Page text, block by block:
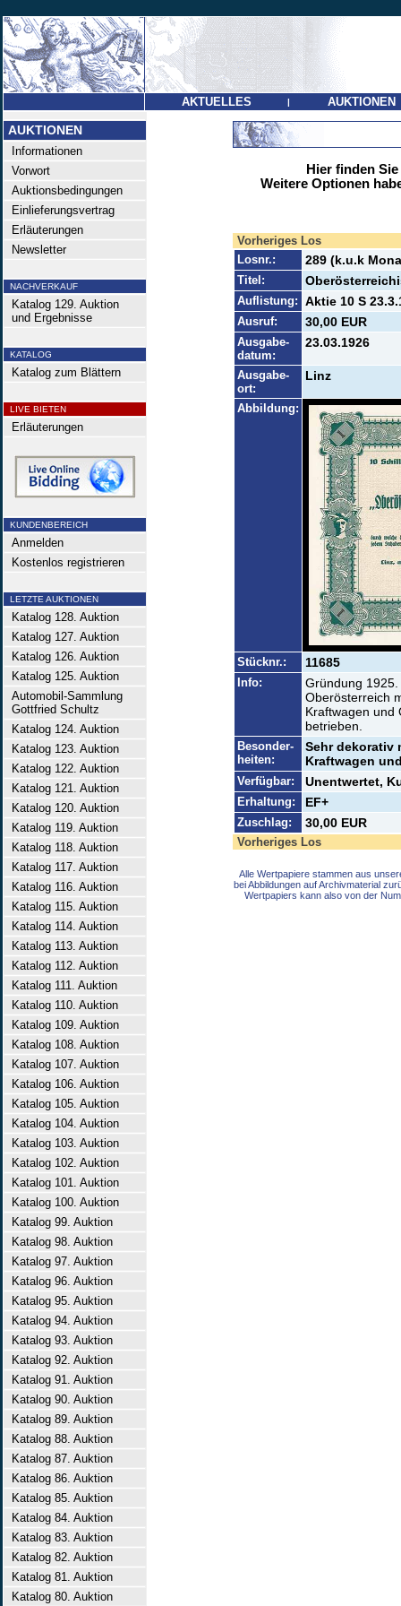
AKTUELLES | AUKTIONEN
AUKTIONEN
Informationen
Vorwort
Auktionsbedingungen
Einlieferungsvertrag
Erläuterungen
Newsletter
NACHVERKAUF
Katalog 129. Auktion
und Ergebnisse
KATALOG
Katalog zum Blättern
LIVE BIETEN
Erläuterungen
KUNDENBEREICH
Anmelden
Kostenlos registrieren
LETZTE AUKTIONEN
Katalog 128. Auktion
Katalog 127. Auktion
Katalog 126. Auktion
Katalog 125. Auktion
Automobil-Sammlung
Gottfried Schultz
Katalog 124. Auktion
Katalog 123. Auktion
Katalog 122. Auktion
Katalog 121. Auktion
Katalog 120. Auktion
Katalog 119. Auktion
Katalog 118. Auktion
Katalog 117. Auktion
Katalog 116. Auktion
Katalog 115. Auktion
Katalog 114. Auktion
Katalog 113. Auktion
Katalog 112. Auktion
Katalog 111. Auktion
Katalog 110. Auktion
Katalog 109. Auktion
Katalog 108. Auktion
Katalog 107. Auktion
Katalog 106. Auktion
Katalog 105. Auktion
Katalog 104. Auktion
Katalog 103. Auktion
Katalog 102. Auktion
Katalog 101. Auktion
Katalog 100. Auktion
Katalog 99. Auktion
Katalog 98. Auktion
Katalog 97. Auktion
Katalog 96. Auktion
Katalog 95. Auktion
Katalog 94. Auktion
Katalog 93. Auktion
Katalog 92. Auktion
Katalog 91. Auktion
Katalog 90. Auktion
Katalog 89. Auktion
Katalog 88. Auktion
Katalog 87. Auktion
Katalog 86. Auktion
Katalog 85. Auktion
Katalog 84. Auktion
Katalog 83. Auktion
Katalog 82. Auktion
Katalog 81. Auktion
Katalog 80. Auktion
Hier finden
Weitere Optionen
Vorheriges Los
Losnr.:
289 (k.u.k
Titel:
Auflistung: Aktie 10 S
Ausruf: 30,00 EUR
Ausgabe-
datum:
23.03.1926
Ausgabe-
ort:
Linz
Abbildung:
Stücknr.: 11685
Info:
Gründung
Oberösterreich
Kraftwagen und
betrieben.
Besonder-
heiten:
Sehr dekorativ
Kraftwagen
Verfügbar: Unentwertet,
Erhaltung: EF+
Zuschlag: 30,00 EUR
Vorheriges Los
Alle Wertpapiere stammen aus
bei Abbildungen auf Archivmaterial
Wertpapiers kann also von der